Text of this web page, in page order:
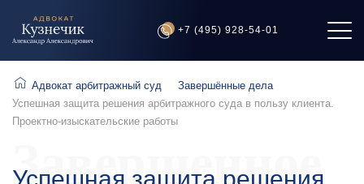
+7 (495) 928-54-01
Адвокат арбитражный суд
Завершённые дела
Успешная защита решения арбитражного суда в пользу клиента.
Проектно-изыскательские работы
Завершенное